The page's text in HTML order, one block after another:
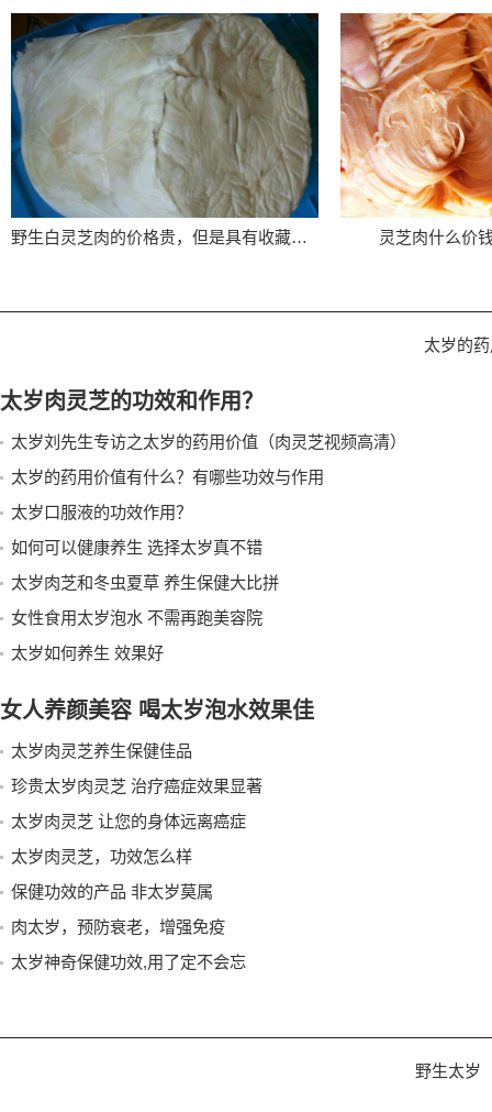
野生白灵芝肉的价格贵，但是具有收藏价值 灵芝肉什么价
太岁的
太岁肉灵芝的功效和作用？
太岁刘先生专访之太岁的药用价值（肉灵芝视频高清）
太岁的药用价值有什么？有哪些功效与作用
太岁口服液的功效作用？
如何可以健康养生 选择太岁真不错
太岁肉芝和冬虫夏草 养生保健大比拼
女性食用太岁泡水 不需再跑美容院
太岁如何养生 效果好
女人养颜美容 喝太岁泡水效果佳
太岁肉灵芝养生保健佳品
珍贵太岁肉灵芝 治疗癌症效果显著
太岁肉灵芝 让您的身体远离癌症
太岁肉灵芝，功效怎么样
保健功效的产品 非太岁莫属
肉太岁，预防衰老，增强免疫
太岁神奇保健功效,用了定不会忘
野生太岁